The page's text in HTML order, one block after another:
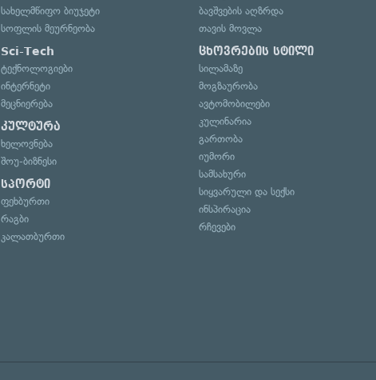
სახელმწიფო ბიუჯეტი
სოფლის მეურნეობა
Sci-Tech
ტექნოლოგიები
ინტერნეტი
მეცნიერება
კულტურა
ხელოვნება
შოუ-ბიზნესი
სპორტი
ფეხბურთი
რაგბი
კალათბურთი
ბავშვების აღზრდა
თავის მოვლა
ცხოვრების სტილი
სილამაზე
მოგზაურობა
ავტომობილები
კულინარია
გართობა
იუმორი
სამსახური
სიყვარული და სექსი
ინსპირაცია
რჩევები